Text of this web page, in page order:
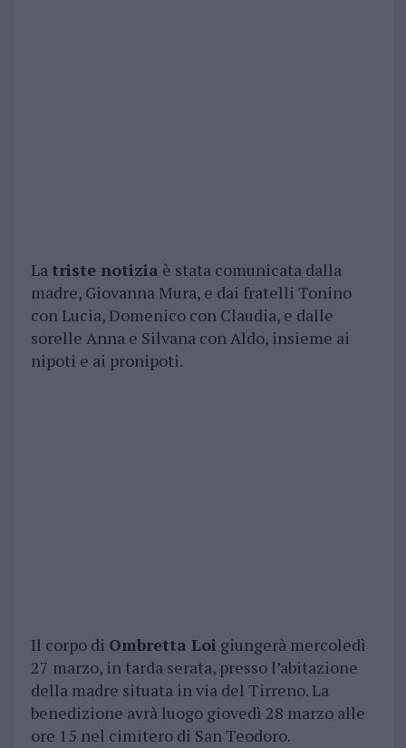
La triste notizia è stata comunicata dalla
madre, Giovanna Mura, e dai fratelli Tonino
con Lucia, Domenico con Claudia, e dalle
sorelle Anna e Silvana con Aldo, insieme ai
nipoti e ai pronipoti.
Il corpo di Ombretta Loi giungerà mercoledì
27 marzo, in tarda serata, presso l’abitazione
della madre situata in via del Tirreno. La
benedizione avrà luogo giovedì 28 marzo alle
ore 15 nel cimitero di San Teodoro.